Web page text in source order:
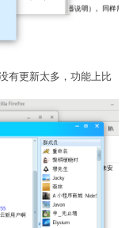
有更新太多，功能上比